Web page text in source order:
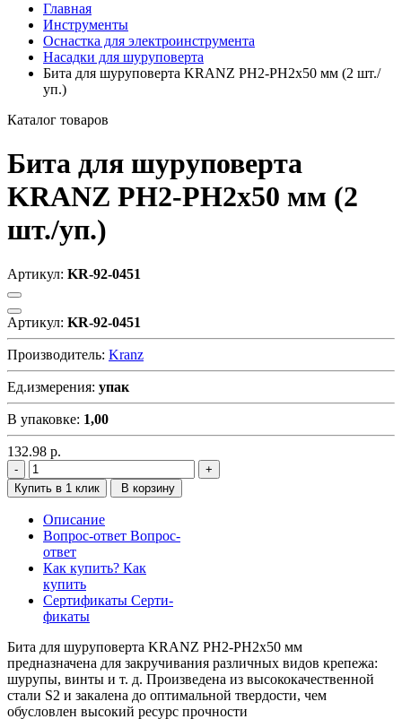
Главная
Инструменты
Оснастка для электроинструмента
Насадки для шуруповерта
Бита для шуруповерта KRANZ PH2-PH2х50 мм (2 шт./
уп.)
Каталог товаров
Бита для шуруповерта
KRANZ PH2-PH2х50 мм (2
шт./уп.)
Артикул: KR-92-0451
Артикул: KR-92-0451
Производитель: Kranz
Ед.измерения: упак
В упаковке: 1,00
132.98 р.
Купить в 1 клик В корзину
Описание
Вопрос-ответ Вопрос-
ответ
Как купить? Как
купить
Сертификаты Серти-
фикаты
Бита для шуруповерта KRANZ PH2-PH2х50 мм
предназначена для закручивания различных видов крепежа:
шурупы, винты и т. д. Произведена из высококачественной
стали S2 и закалена до оптимальной твердости, чем
обусловлен высокий ресурс прочности